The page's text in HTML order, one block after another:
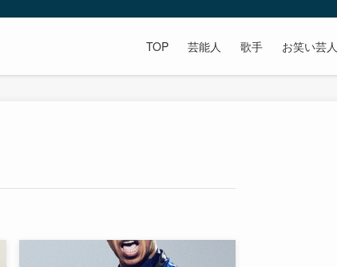
TOP 芸能人 歌手 お笑い芸人